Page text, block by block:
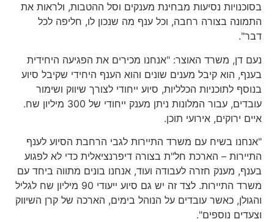
בסוכנויות נסיעות מבחינת מענקים וסל ההטבות, ולראות את
התמונה בצורה רחבה, וכל ענף מה שנכון לו, חליפה לכל
דבר".
נעם דן, משרד האוצר: "אנחנו מכירים את הפגיעה היחידית
בענף, הוא קיבל מענים שונים והוא הענף היחידי שקיבל סיוע
בנוסף לתוכניות הכלליות, סיוע ייחודי לצורך שיווק ושימור
עובדים, עבור המלונות ניתן מענק ייחודי של 300 מיליון שח.
איים ירוקים, אירועי תוכן.
"אנחנו בשיח עם משרד התיירות לגבי הרחבת הסיוע לענף
התיירות – הארכת חל"ת בצורה דיפרנציאלית כדי לא לפגוע
בענף, מענק חזרה לעבודה ועוד, אנחנו בונים מתווה ביחד עם
משרד התיירות. לצד זה יש גם סיוע ייעודי 90 מיליון שח לגליל
והגולן, כאשר עובדים על הנוהל בימים, הארכה של קרן השיווק
וצעדים נוספים".